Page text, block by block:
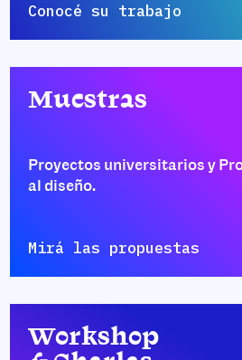
Conocé su trabajo
Muestras
Proyectos universitarios y
al diseño.
Mirá las propuestas
Workshop